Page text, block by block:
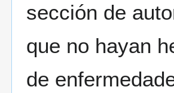
sección de
que no hayan
de